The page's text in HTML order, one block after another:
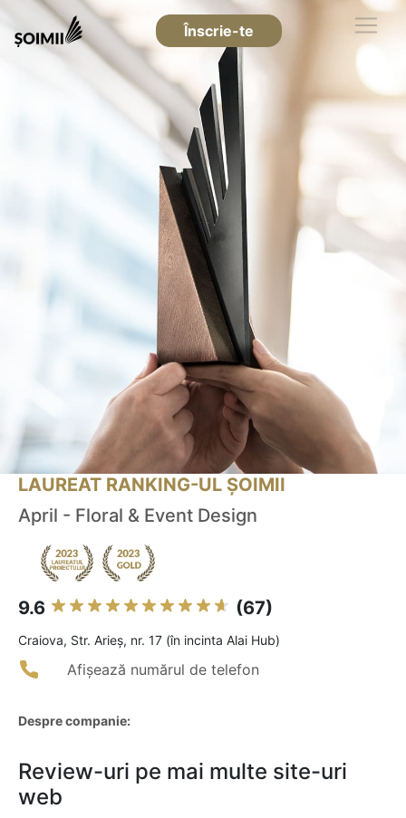
Înscrie-te
LAUREAT RANKING-UL ȘOIMII
April - Floral & Event Design
9.6 (67)
Craiova, Str. Arieș, nr. 17 (în incinta Alai Hub)
Afișează numărul de telefon
Despre companie:
Review-uri pe mai multe site-uri
web